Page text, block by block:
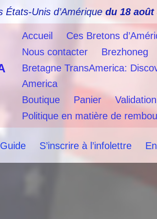
Unis d’Amérique du 18 août
Accueil Ces Bretons
Nous contacter
Brezhoneg
Bretagne TransAmerica:
America
Boutique
Panier
Politique en matière de
S’inscrire à l’infolettre